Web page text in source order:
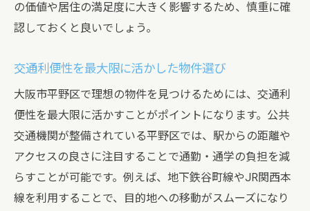
の価値や居住の満足度に大きく影響するため、慎重に確
認しておくと良いでしょう。
交通利便性を最大限に活かした物件選び
大阪市平野区で理想の物件を見つけるためには、交通利
便性を最大限に活かすことがポイントになります。公共
交通機関が整備されている平野区では、駅からの距離や
アクセスの良さに注目することで通勤・通学の負担を減
らすことが可能です。例えば、地下鉄谷町線やJR関西本
線を利用することで、目的地への移動がスムーズになり